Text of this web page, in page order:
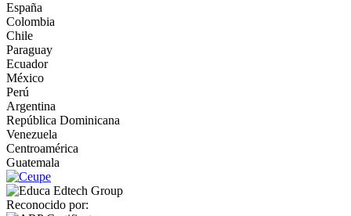
España
Colombia
Chile
Paraguay
Ecuador
México
Perú
Argentina
República Dominicana
Venezuela
Centroamérica
Guatemala
Reconocido por: